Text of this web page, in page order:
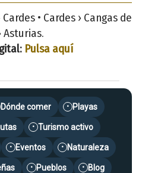
• Cardes › Cangas de
Asturias.
Pulsa aquí
Dónde comer • Playas
• Turismo activo
• Eventos • Naturaleza
• Pueblos • Blog